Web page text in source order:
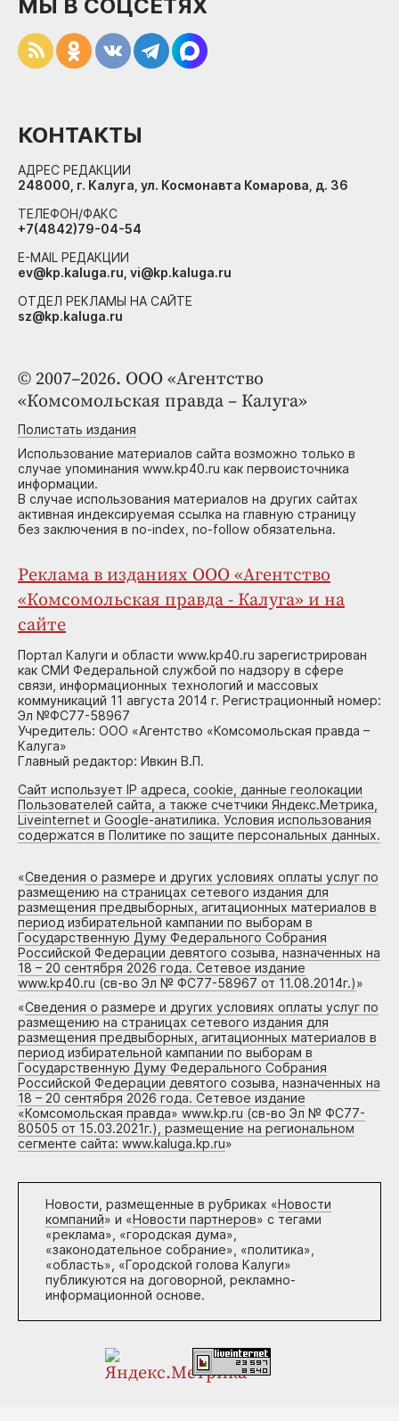
© 2007–2026. ООО «Агентство
«Комсомольская правда – Калуга»
Полистать издания
Использование материалов сайта возможно только в
случае упоминания www.kp40.ru как первоисточника
информации.
В случае использования материалов на других сайтах
активная индексируемая ссылка на главную страницу
без заключения в no-index, no-follow обязательна.
Реклама в изданиях ООО «Агентство
«Комсомольская правда - Калуга» и на
сайте
Портал Калуги и области www.kp40.ru зарегистрирован
как СМИ Федеральной службой по надзору в сфере
связи, информационных технологий и массовых
коммуникаций 11 августа 2014 г. Регистрационный номер:
Эл №ФС77-58967
Учредитель: ООО «Агентство «Комсомольская правда –
Калуга»
Главный редактор: Ивкин В.П.
Сайт использует IP адреса, cookie, данные геолокации
Пользователей сайта, а также счетчики Яндекс.Метрика,
Liveinternet и Google-анатилика. Условия использования
содержатся в Политике по защите персональных данных.
«Сведения о размере и других условиях оплаты услуг по
размещению на страницах сетевого издания для
размещения предвыборных, агитационных материалов в
период избирательной кампании по выборам в
Государственную Думу Федерального Собрания
Российской Федерации девятого созыва, назначенных на
18 – 20 сентября 2026 года. Сетевое издание
www.kp40.ru (св-во Эл № ФС77-58967 от 11.08.2014г.)»
«Сведения о размере и других условиях оплаты услуг по
размещению на страницах сетевого издания для
размещения предвыборных, агитационных материалов в
период избирательной кампании по выборам в
Государственную Думу Федерального Собрания
Российской Федерации девятого созыва, назначенных на
18 – 20 сентября 2026 года. Сетевое издание
«Комсомольская правда» www.kp.ru (св-во Эл № ФС77-
80505 от 15.03.2021г.), размещение на региональном
сегменте сайта: www.kaluga.kp.ru»
Новости, размещенные в рубриках «Новости
компаний» и «Новости партнеров» с тегами
«реклама», «городская дума»,
«законодательное собрание», «политика»,
«область», «Городской голова Калуги»
публикуются на договорной, рекламно-
информационной основе.
МЫ В СОЦСЕТЯХ
КОНТАКТЫ
АДРЕС РЕДАКЦИИ
248000, г. Калуга, ул. Космонавта Комарова, д. 36
ТЕЛЕФОН/ФАКС
+7(4842)79-04-54
E-MAIL РЕДАКЦИИ
ev@kp.kaluga.ru, vi@kp.kaluga.ru
ОТДЕЛ РЕКЛАМЫ НА САЙТЕ
sz@kp.kaluga.ru